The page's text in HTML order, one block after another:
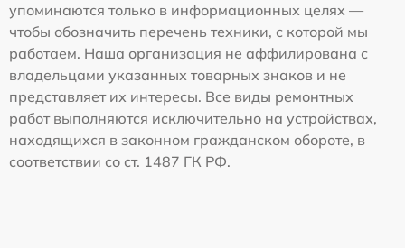
упоминаются только в информационных целях —
чтобы обозначить перечень техники, с которой мы
работаем. Наша организация не аффилирована с
владельцами указанных товарных знаков и не
представляет их интересы. Все виды ремонтных
работ выполняются исключительно на устройствах,
находящихся в законном гражданском обороте, в
соответствии со ст. 1487 ГК РФ.